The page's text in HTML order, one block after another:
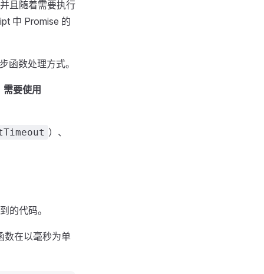
且随着需要执行
中 Promise 的
函数处理方式。
要使用
）、
的代码。
数在以毫秒为单